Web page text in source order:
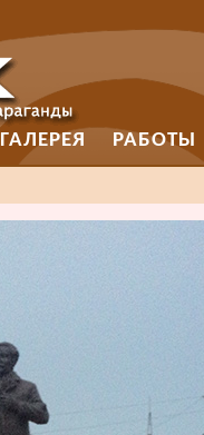
ГАЛЕРЕЯ РАБОТЫ